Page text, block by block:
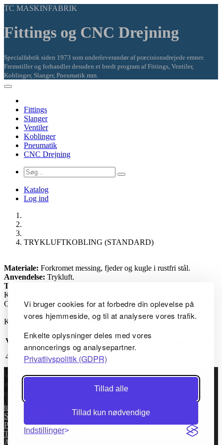
Vi bruger cookies for at forbedre din oplevelse på
vores hjemmeside, og til at analysere vores trafik.
Enkelte oplysninger deles med vores
annoncerings og analysepartner.
Privatlivspolitik (GDPR)
Tillad alle
Tillad kun nødvendige
Indstillinger
TC MASKINFABRIK
Fittings og CNC Drejning
Specialfabrik siden 1973 som underleverandør af præcisionsdrejede emner.
Fremstiller og forhandler desuden et bredt program af Fittings, Ventiler,
Koblinger, Slanger, Pneumatik mm.
Fittings
Slanger
Ventiler
Koblinger
Pneumatik
CNC Drejning
Katalog
Log ind
TRYKLUFTKOBLING (STANDARD)
Materiale: Forkromet messing, fjeder og kugle i rustfri stål.
Anvendelse: Trykluft.
Tryk:
Koblingsbar med: Rectus 25-26, Cejn 320, Legris 25-26, J.W.L.,
Camozzi 5080-5180, Festo KD-KS 6.
Kontakt os for yderligere information.
Varenummer Varetekst
4166000
TRYKLUFTKOBLING
FORDELER (STANDARD)
TC Maskinfabrik ApS
Rugvej 6
8920 Randers NV, Danmark
(+45) 86434144
tcm@tcmaskinfabrik.dk
Salgsbetingelser & vilkår
Privatlivspolitik (GDPR)
Teknisk Information
Åbningstider / Find vej